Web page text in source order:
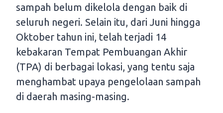
sampah belum dikelola dengan baik di
seluruh negeri. Selain itu, dari Juni hingga
Oktober tahun ini, telah terjadi 14
kebakaran Tempat Pembuangan Akhir
(TPA) di berbagai lokasi, yang tentu saja
menghambat upaya pengelolaan sampah
di daerah masing-masing.